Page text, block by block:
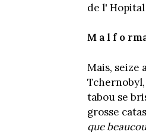
de l' Hopital
M a l f o
Mais, seize
tabou se
grosse
que